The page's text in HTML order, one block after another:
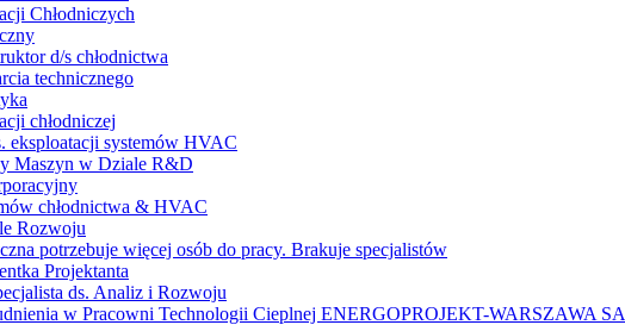
Chłodniczych
d/s chłodnictwa
technicznego
chłodniczej
eksploatacji systemów HVAC
Maszyn w Dziale R&D
chłodnictwa & HVAC
Rozwoju
potrzebuje więcej osób do pracy. Brakuje specjalistów
Projektanta
ds. Analiz i Rozwoju
w Pracowni Technologii Cieplnej ENERGOPROJEKT-WARSZAWA SA